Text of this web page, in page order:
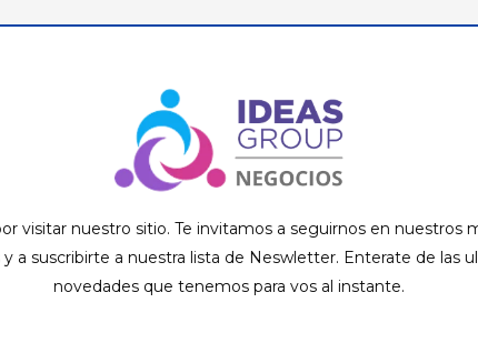
visitar nuestro sitio. Te invitamos a seguirnos en nuestros
y a suscribirte a nuestra lista de Neswletter. Enterate de las
novedades que tenemos para vos al instante.